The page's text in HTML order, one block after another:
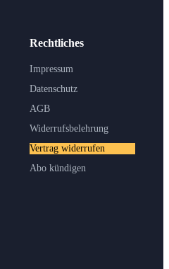
Rechtliches
Impressum
Datenschutz
AGB
Widerrufsbelehrung
Vertrag widerrufen
Abo kündigen